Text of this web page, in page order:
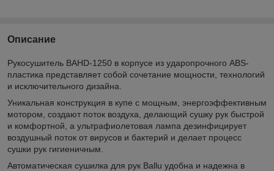
Описание
Рукосушитель BAHD-1250 в корпусе из ударопрочного ABS-
пластика представляет собой сочетание мощности, технологий
и исключительного дизайна.
Уникальная конструкция в купе с мощным, энергоэффективным
мотором, создают поток воздуха, делающий сушку рук быстрой
и комфортной, а ультрафиолетовая лампа дезинфицирует
воздушный поток от вирусов и бактерий и делает процесс
сушки рук гигиеничным.
Автоматическая сушилка для рук Ballu удобна и надежна в